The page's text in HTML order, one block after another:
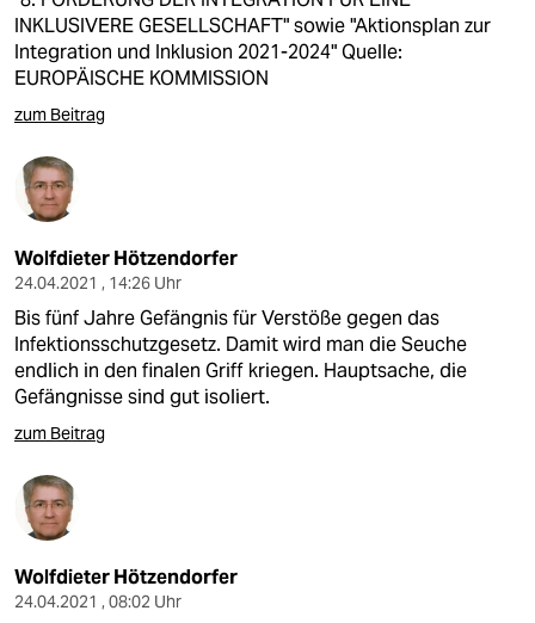
INKLUSIVERE GESELLSCHAFT" sowie "Aktionsplan zur
Integration und Inklusion 2021-2024" Quelle:
EUROPÄISCHE KOMMISSION
zum Beitrag
Wolfdieter Hötzendorfer
24.04.2021 , 14:26 Uhr
Bis fünf Jahre Gefängnis für Verstöße gegen das
Infektionsschutzgesetz. Damit wird man die Seuche
endlich in den finalen Griff kriegen. Hauptsache, die
Gefängnisse sind gut isoliert.
zum Beitrag
Wolfdieter Hötzendorfer
24.04.2021 , 08:02 Uhr